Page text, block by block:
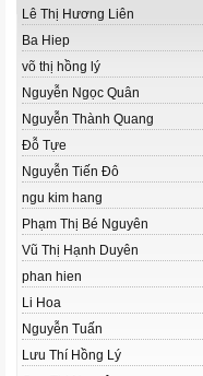
Lê Thị Hương Liên
Ba Hiep
võ thị hồng lý
Nguyễn Ngọc Quân
Nguyễn Thành Quang
Đỗ Tựe
Nguyễn Tiến Đô
ngu kim hang
Phạm Thị Bé Nguyên
Vũ Thị Hạnh Duyên
phan hien
Li Hoa
Nguyễn Tuấn
Lưu Thí Hồng Lý